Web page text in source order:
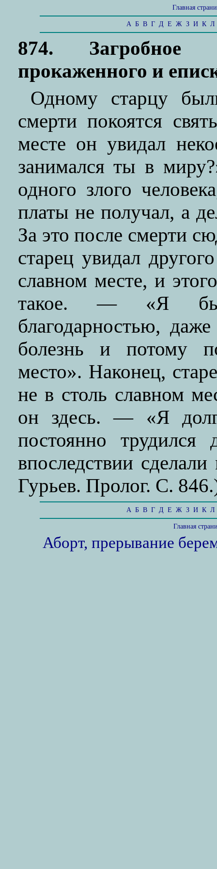
Главная
А Б В Г Д Е Ж З И К Л
874. Загробное
прокаженного и
Одному старцу
смерти покоятся
месте он увидал
занимался ты в
одного злого
платы не получал, а
За это после смерти
старец увидал
славном месте, и
такое. — «Я
благодарностью,
болезнь и потому
место». Наконец,
не в столь славном
он здесь. — «Я
постоянно
впоследствии
Гурьев. Пролог. С.
А Б В Г Д Е Ж З И К Л
Главная
Аборт, прерывание